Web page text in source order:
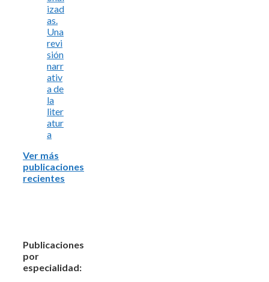
izad
as.
Una
revi
sión
narr
ativ
a de
la
liter
atur
a
Ver más
publicaciones
recientes
Publicaciones
por
especialidad: